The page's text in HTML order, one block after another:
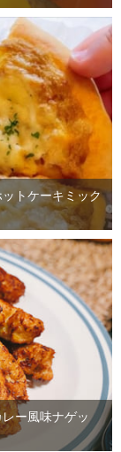
トケーキミック
ー風味ナゲッ